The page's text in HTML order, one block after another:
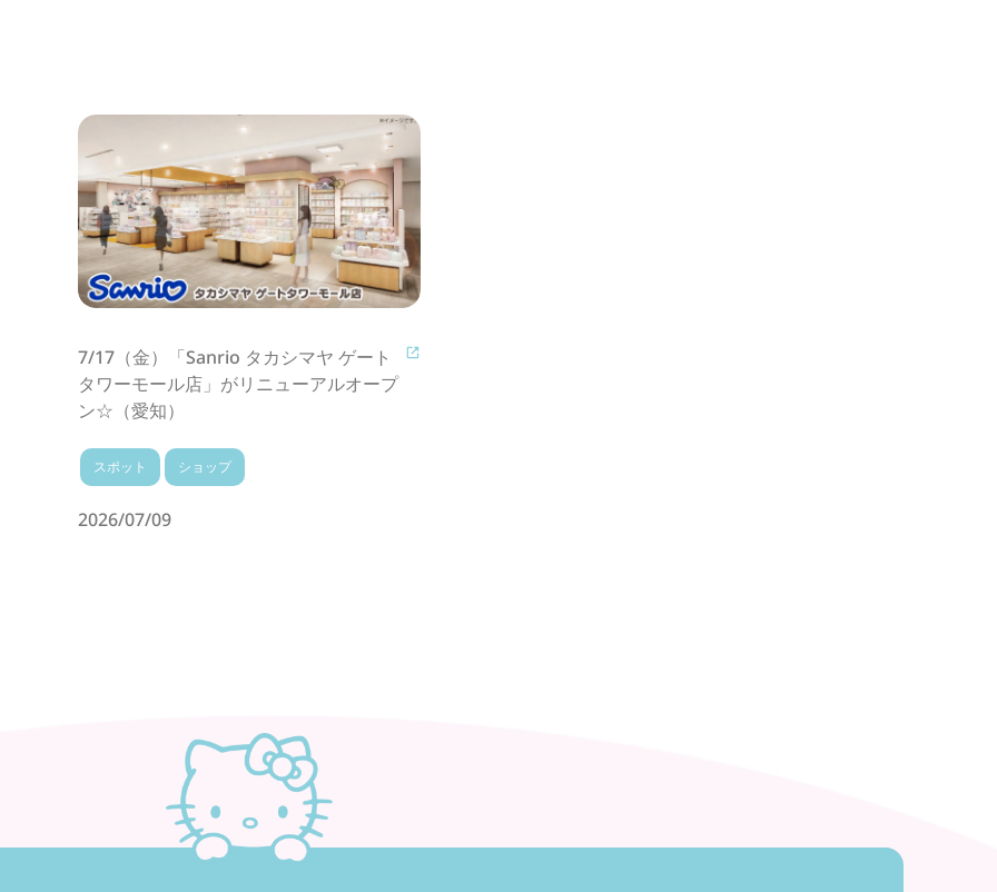
7/17（金）「Sanrio タカシマヤ ゲート
タワーモール店」がリニューアルオープ
ン☆（愛知）
スポット ショップ
2026/07/09